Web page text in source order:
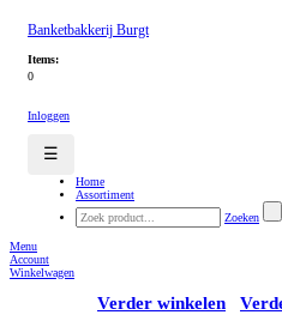
Banketbakkerij Burgt
Items:
0
Inloggen
☰
Home
Assortiment
Zoeken
Menu
Account
Winkelwagen
Verder winkelen